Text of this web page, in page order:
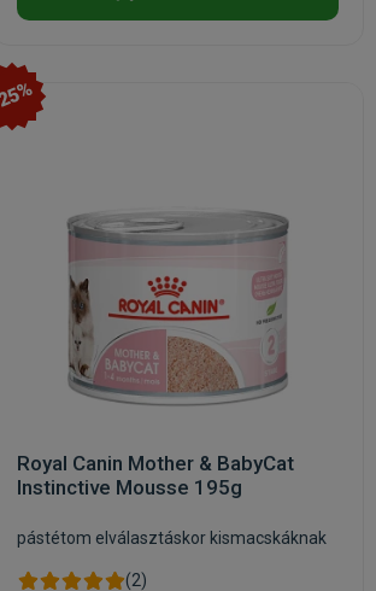
Royal Canin Mother & BabyCat
Instinctive Mousse 195g
pástétom elválasztáskor kismacskáknak
(2)